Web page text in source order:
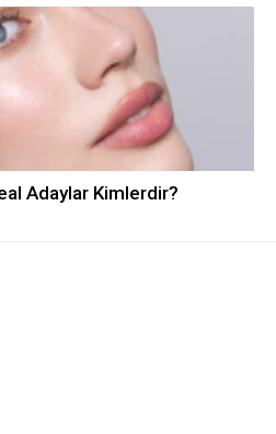
Adaylar Kimlerdir?